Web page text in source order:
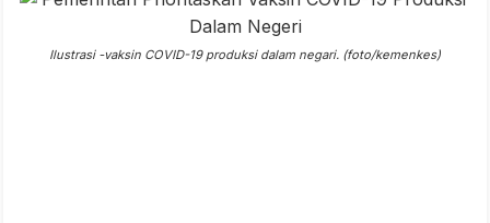
Ilustrasi -vaksin COVID-19 produksi dalam negari. (foto/kemenkes)